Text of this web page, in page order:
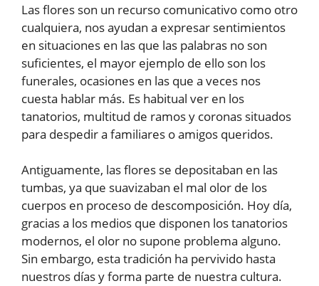
Las flores son un recurso comunicativo como otro
cualquiera, nos ayudan a expresar sentimientos
en situaciones en las que las palabras no son
suficientes, el mayor ejemplo de ello son los
funerales, ocasiones en las que a veces nos
cuesta hablar más. Es habitual ver en los
tanatorios, multitud de ramos y coronas situados
para despedir a familiares o amigos queridos.
Antiguamente, las flores se depositaban en las
tumbas, ya que suavizaban el mal olor de los
cuerpos en proceso de descomposición. Hoy día,
gracias a los medios que disponen los tanatorios
modernos, el olor no supone problema alguno.
Sin embargo, esta tradición ha pervivido hasta
nuestros días y forma parte de nuestra cultura.